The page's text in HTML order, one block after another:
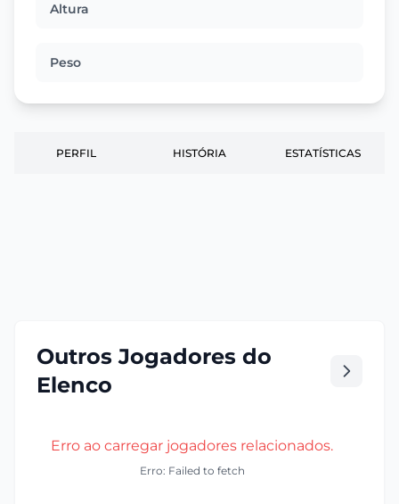
Altura
Peso
PERFIL HISTÓRIA ESTATÍSTICAS
Outros Jogadores do
Elenco
Erro ao carregar jogadores relacionados.
Erro: Failed to fetch